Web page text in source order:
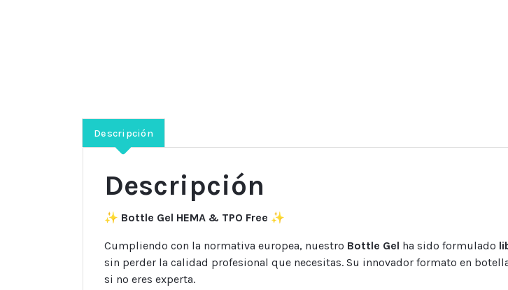
Descripción
Descripción
✨ Bottle Gel HEMA & TPO Free ✨
Cumpliendo con la normativa europea, nuestro Bottle Gel ha sido formulado
sin perder la calidad profesional que necesitas. Su innovador formato en
si no eres experta.